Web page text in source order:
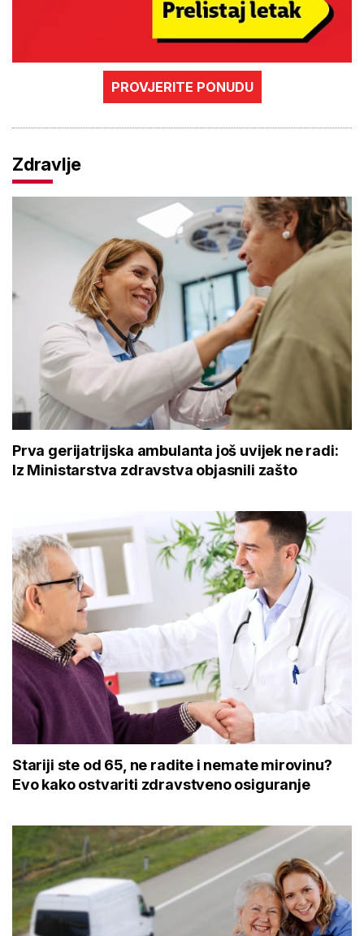
PROVJERITE PONUDU
Zdravlje
Prva gerijatrijska ambulanta još uvijek ne radi:
Iz Ministarstva zdravstva objasnili zašto
Stariji ste od 65, ne radite i nemate mirovinu?
Evo kako ostvariti zdravstveno osiguranje